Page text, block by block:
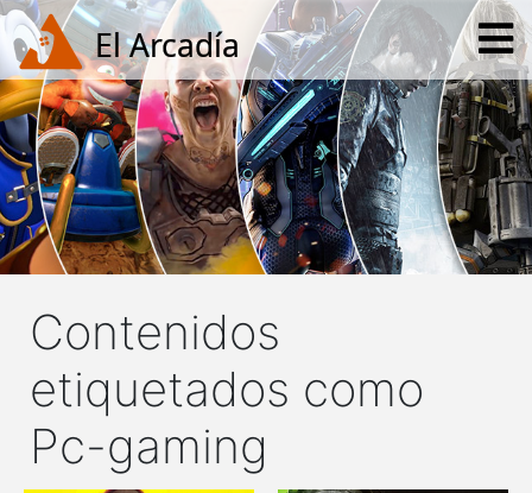
Contenidos
etiquetados como
Pc-gaming